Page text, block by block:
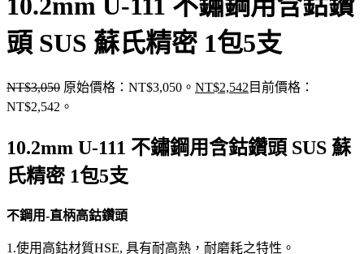
頭 SUS 蘇氏精密 1包5支
NT$3,050 原始價格：NT$3,050。 NT$2,542 目前價格：
NT$2,542。
10.2mm U-111 不鏽鋼用含鈷鑽頭 SUS 蘇
氏精密 1包5支
不鋼用-直柄高鈷鑽頭
1.使用高鈷材質HSE, 具有耐高熱，耐磨耗之特性。